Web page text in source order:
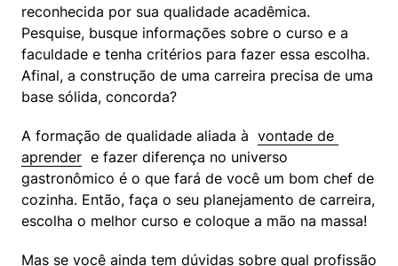
reconhecida por sua qualidade acadêmica.
Pesquise, busque informações sobre o curso e a
faculdade e tenha critérios para fazer essa escolha.
Afinal, a construção de uma carreira precisa de uma
base sólida, concorda?
A formação de qualidade aliada à vontade de
aprender
  e fazer diferença no universo
gastronômico é o que fará de você um bom chef de
cozinha. Então, faça o seu planejamento de carreira,
escolha o melhor curso e coloque a mão na massa!
Mas se você ainda tem dúvidas sobre qual profissão